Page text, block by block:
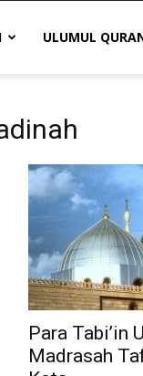
ULUMUL
Para Tabi’in
Madrasah